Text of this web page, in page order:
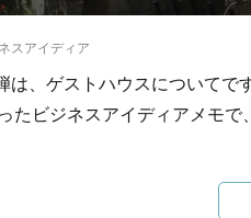
スアイディア
、ゲストハウスについてで
たビジネスアイディアメモで